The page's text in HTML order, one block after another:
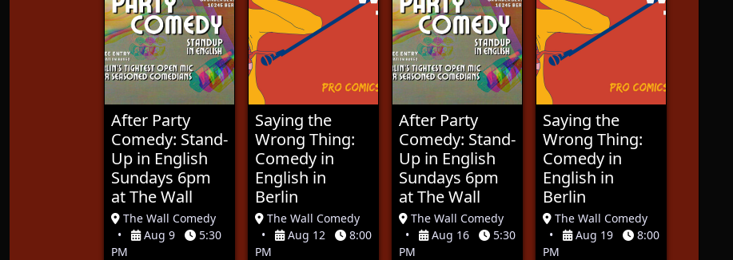
After Party
Comedy: Stand-
Up in English
Sundays 6pm
at The Wall
The Wall Comedy
•
Aug 9
5:30
PM
Saying the
Wrong Thing:
Comedy in
English in
Berlin
The Wall Comedy
•
Aug 12
8:00
PM
After Party
Comedy: Stand-
Up in English
Sundays 6pm
at The Wall
The Wall Comedy
•
Aug 16
5:30
PM
Saying the
Wrong Thing:
Comedy in
English in
Berlin
The Wall Comedy
•
Aug 19
8:00
PM